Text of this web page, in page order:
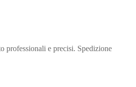
professionali e precisi. Spedizione